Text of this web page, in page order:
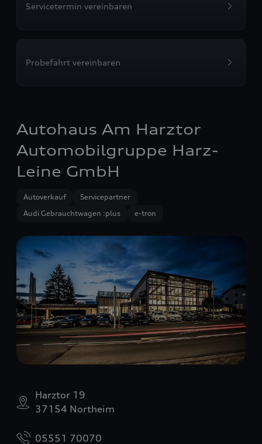
Servicetermin vereinbaren
Probefahrt vereinbaren
Autohaus Am Harztor
Automobilgruppe Harz-
Leine GmbH
Autoverkauf
Servicepartner
Audi Gebrauchtwagen :plus
e-tron
Harztor 19
37154 Northeim
05551 70070